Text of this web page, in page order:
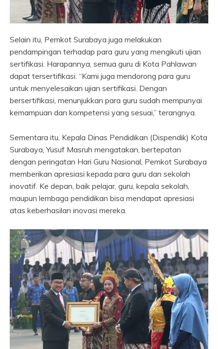
Selain itu, Pemkot Surabaya juga melakukan
pendampingan terhadap para guru yang mengikuti ujian
sertifikasi. Harapannya, semua guru di Kota Pahlawan
dapat tersertifikasi. “Kami juga mendorong para guru
untuk menyelesaikan ujian sertifikasi. Dengan
bersertifikasi, menunjukkan para guru sudah mempunyai
kemampuan dan kompetensi yang sesuai,” terangnya.
Sementara itu, Kepala Dinas Pendidikan (Dispendik) Kota
Surabaya, Yusuf Masruh mengatakan, bertepatan
dengan peringatan Hari Guru Nasional, Pemkot Surabaya
memberikan apresiasi kepada para guru dan sekolah
inovatif. Ke depan, baik pelajar, guru, kepala sekolah,
maupun lembaga pendidikan bisa mendapat apresiasi
atas keberhasilan inovasi mereka.